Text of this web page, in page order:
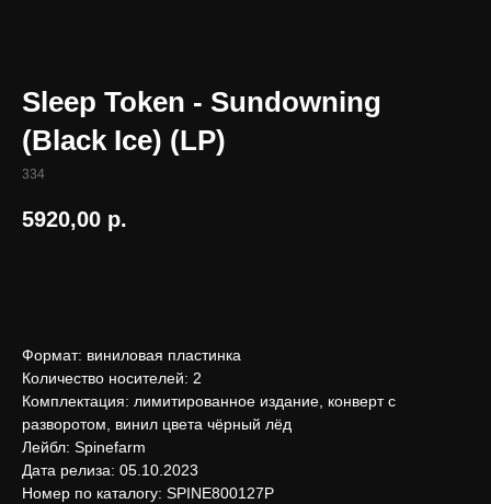
Sleep Token - Sundowning
(Black Ice) (LP)
334
5920,00 р.
Формат: виниловая пластинка
Количество носителей: 2
Комплектация: лимитированное издание, конверт с
разворотом, винил цвета чёрный лёд
Лейбл: Spinefarm
Дата релиза: 05.10.2023
Номер по каталогу: SPINE800127P